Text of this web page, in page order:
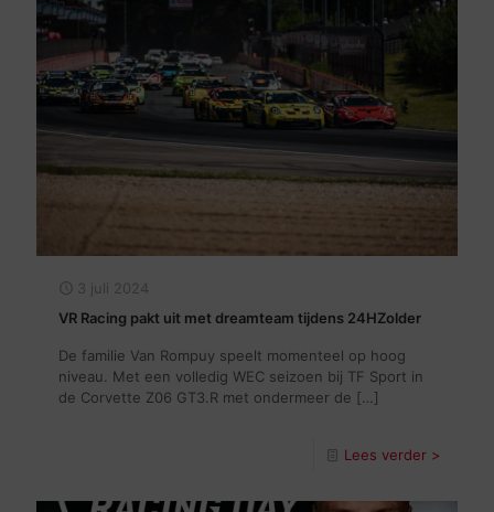
3 juli 2024
VR Racing pakt uit met dreamteam tijdens 24HZolder
De familie Van Rompuy speelt momenteel op hoog
niveau. Met een volledig WEC seizoen bij TF Sport in
de Corvette Z06 GT3.R met ondermeer de […]
Lees verder >